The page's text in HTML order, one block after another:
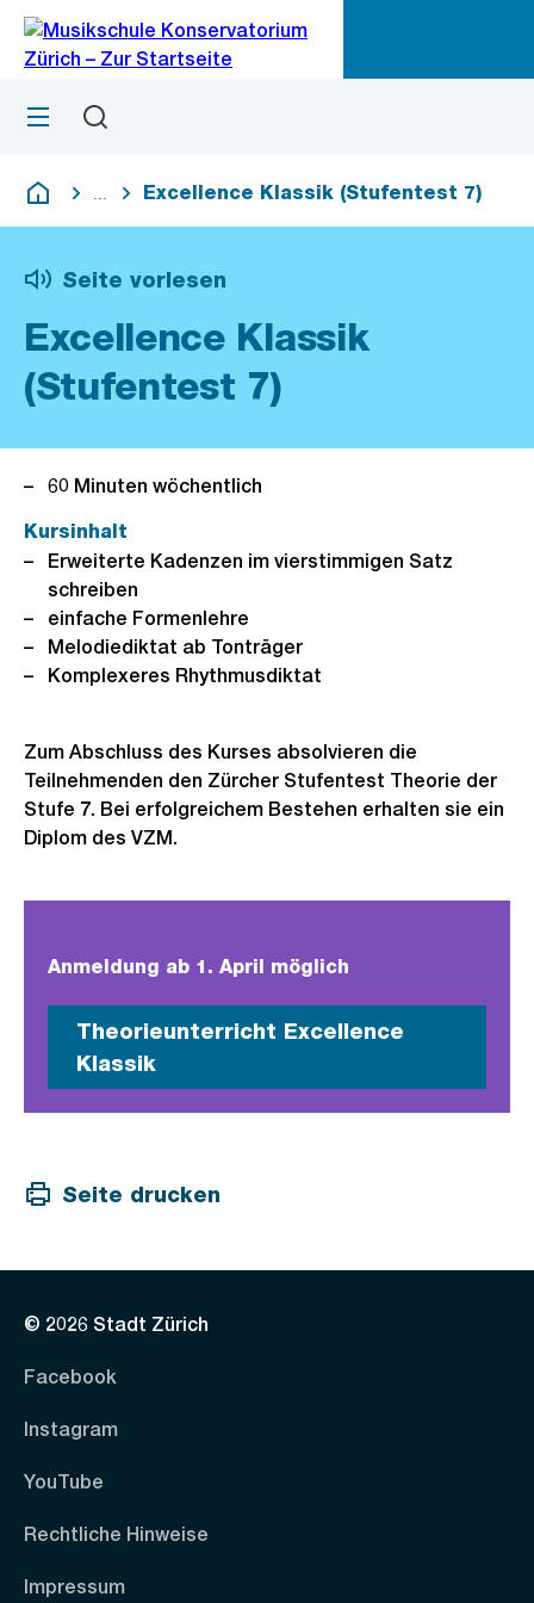
Navigation
Sprunglink
Menü
Deutsch
Blende alle Breadcrumbs ein
Excellence Klassik (Stufentest 7)
Seite vorlesen
Excellence Klassik
(Stufentest 7)
60 Minuten wöchentlich
Kursinhalt
Erweiterte Kadenzen im vierstimmigen Satz
schreiben
einfache Formenlehre
Melodiediktat ab Tonträger
Komplexeres Rhythmusdiktat
Zum Abschluss des Kurses absolvieren die
Teilnehmenden den Zürcher Stufentest Theorie der
Stufe 7. Bei erfolgreichem Bestehen erhalten sie ein
Diplom des VZM.
Anmeldung ab 1. April möglich
Theorieunterricht Excellence
Klassik
Seite drucken
© 2026 Stadt Zürich
Facebook
Instagram
YouTube
Rechtliche Hinweise
Impressum